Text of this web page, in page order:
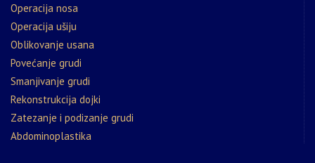
Operacija nosa
Operacija ušiju
Oblikovanje usana
Povećanje grudi
Smanjivanje grudi
Rekonstrukcija dojki
Zatezanje i podizanje grudi
Abdominoplastika